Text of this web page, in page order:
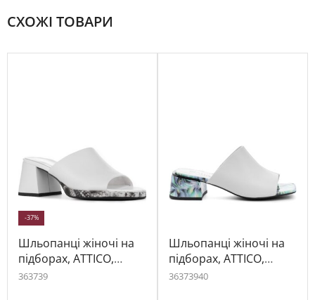
СХОЖІ ТОВАРИ
Шльопанці жіночі на
підборах, ATTICO,
шкіра, колір білий,
-37%
363739
Шльопанці жіночі на
підборах, ATTICO,
шкіра, колір білий,
36373940